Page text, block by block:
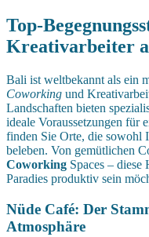
Top-
Kreativarbeiter
Bali ist weltbekannt als ein
Coworking und
Landschaften bieten
ideale Voraussetzungen für
finden Sie Orte, die sowohl
beleben. Von gemütlichen
Coworking Spaces –
Paradies produktiv sein
Nüde Café: Der
Atmosphäre